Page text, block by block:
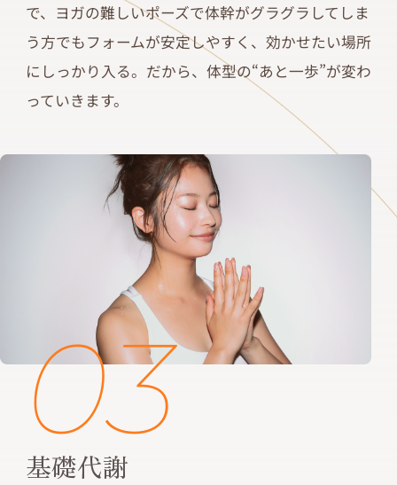
で、ヨガの難しいポーズで体幹がグラグラしてしま
う方でもフォームが安定しやすく、効かせたい場所
にしっかり入る。だから、体型の“あと一歩”が変わ
っていきます。
03
基礎代謝